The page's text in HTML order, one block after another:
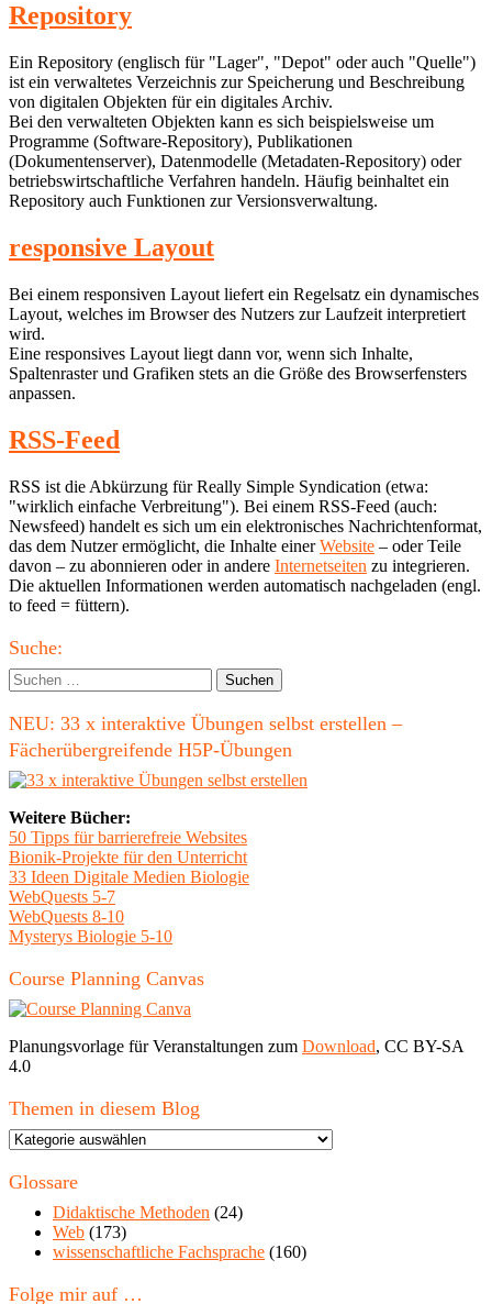
Repository
Ein Repository (englisch für "Lager", "Depot" oder auch "Quelle")
ist ein verwaltetes Verzeichnis zur Speicherung und Beschreibung
von digitalen Objekten für ein digitales Archiv.
Bei den verwalteten Objekten kann es sich beispielsweise um
Programme (Software-Repository), Publikationen
(Dokumentenserver), Datenmodelle (Metadaten-Repository) oder
betriebswirtschaftliche Verfahren handeln. Häufig beinhaltet ein
Repository auch Funktionen zur Versionsverwaltung.
responsive Layout
Bei einem responsiven Layout liefert ein Regelsatz ein dynamisches
Layout, welches im Browser des Nutzers zur Laufzeit interpretiert
wird.
Eine responsives Layout liegt dann vor, wenn sich Inhalte,
Spaltenraster und Grafiken stets an die Größe des Browserfensters
anpassen.
RSS-Feed
RSS ist die Abkürzung für Really Simple Syndication (etwa:
"wirklich einfache Verbreitung"). Bei einem RSS-Feed (auch:
Newsfeed) handelt es sich um ein elektronisches Nachrichtenformat,
das dem Nutzer ermöglicht, die Inhalte einerWebsite – oder Teile
davon – zu abonnieren oder in andere Internetseiten zu integrieren.
Die aktuellen Informationen werden automatisch nachgeladen (engl.
to feed = füttern).
Haupt-
Seitenleiste
Suche:
Suchen
nach:
NEU: 33 x interaktive Übungen selbst erstellen –
Fächerübergreifende H5P-Übungen
Weitere Bücher:
50 Tipps für barrierefreie Websites
Bionik-Projekte für den Unterricht
33 Ideen Digitale Medien Biologie
WebQuests 5-7
WebQuests 8-10
Mysterys Biologie 5-10
Course Planning Canvas
Planungsvorlage für Veranstaltungen zum Download, CC BY-SA
4.0
Themen in diesem Blog
Themen
diesem
Glossare
Didaktische Methoden (24)
Web (173)
wissenschaftliche Fachsprache (160)
Folge mir auf …